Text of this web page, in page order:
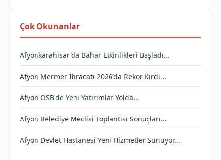
Çok Okunanlar
Afyonkarahisar'da Bahar Etkinlikleri Başladı...
Afyon Mermer İhracatı 2026'da Rekor Kırdı...
Afyon OSB'de Yeni Yatırımlar Yolda...
Afyon Belediye Meclisi Toplantısı Sonuçları...
Afyon Devlet Hastanesi Yeni Hizmetler Sunuyor...